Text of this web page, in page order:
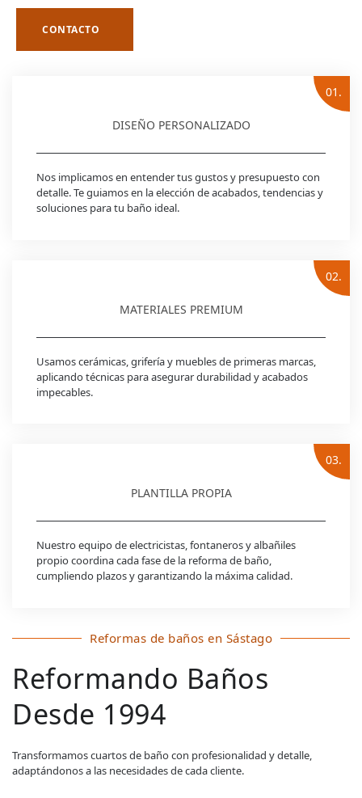
CONTACTO
01.
DISEÑO PERSONALIZADO
Nos implicamos en entender tus gustos y presupuesto con
detalle. Te guiamos en la elección de acabados, tendencias y
soluciones para tu baño ideal.
02.
MATERIALES PREMIUM
Usamos cerámicas, grifería y muebles de primeras marcas,
aplicando técnicas para asegurar durabilidad y acabados
impecables.
03.
PLANTILLA PROPIA
Nuestro equipo de electricistas, fontaneros y albañiles
propio coordina cada fase de la reforma de baño,
cumpliendo plazos y garantizando la máxima calidad.
Reformas de baños en Sástago
Reformando Baños
Desde 1994
Transformamos cuartos de baño con profesionalidad y detalle,
adaptándonos a las necesidades de cada cliente.